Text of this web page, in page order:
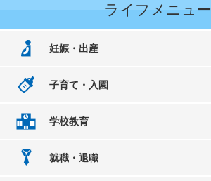
ライフメニュー
妊娠・出産
子育て・入園
学校教育
就職・退職